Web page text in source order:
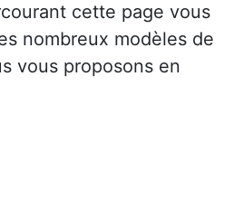
cette page vous
nombreux modèles de
vous proposons en